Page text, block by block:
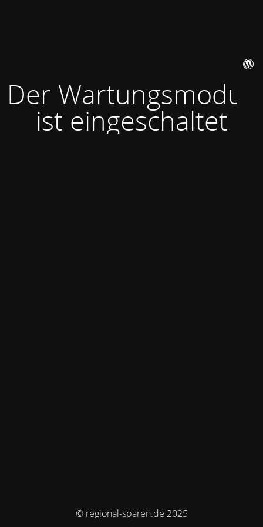
Der Wartungsmodus
ist eingeschaltet
© regional-sparen.de 2025